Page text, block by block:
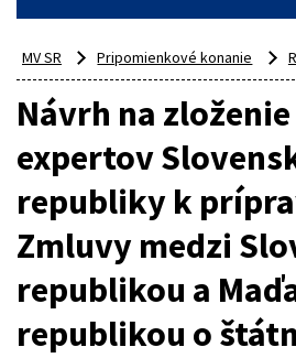
MV SR Pripomienkové konanie
Návrh na
expertov
republiky k
Zmluvy medzi
republikou a
republikou o